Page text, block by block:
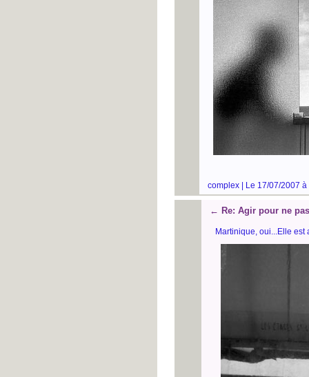
complex | Le 17/07/2007
← Re: Agir pour ne
Martinique, oui...Elle est